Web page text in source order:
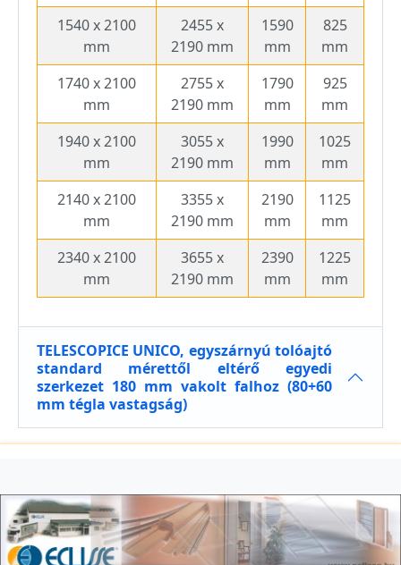
1540 x 2100
mm
2455 x
2190 mm
1590
mm
825
mm
1740 x 2100
mm
2755 x
2190 mm
1790
mm
925
mm
1940 x 2100
mm
3055 x
2190 mm
1990
mm
1025
mm
2140 x 2100
mm
3355 x
2190 mm
2190
mm
1125
mm
2340 x 2100
mm
3655 x
2190 mm
2390
mm
1225
mm
TELESCOPICE UNICO, egyszárnyú tolóajtó
standard mérettől eltérő egyedi
szerkezet 180 mm vakolt falhoz (80+60
mm tégla vastagság)